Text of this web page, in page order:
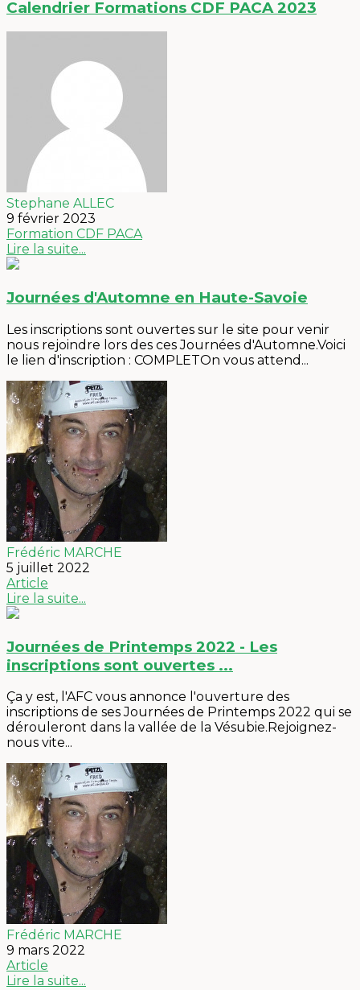
Calendrier Formations CDF PACA 2023
Stephane ALLEC
9 février 2023
Formation CDF PACA
Lire la suite...
Journées d'Automne en Haute-Savoie
Les inscriptions sont ouvertes sur le site pour venir
nous rejoindre lors des ces Journées d'Automne.Voici
le lien d'inscription : COMPLETOn vous attend...
Frédéric MARCHE
5 juillet 2022
Article
Lire la suite...
Journées de Printemps 2022 - Les
inscriptions sont ouvertes ...
Ça y est, l'AFC vous annonce l'ouverture des
inscriptions de ses Journées de Printemps 2022 qui se
dérouleront dans la vallée de la Vésubie.Rejoignez-
nous vite...
Frédéric MARCHE
9 mars 2022
Article
Lire la suite...